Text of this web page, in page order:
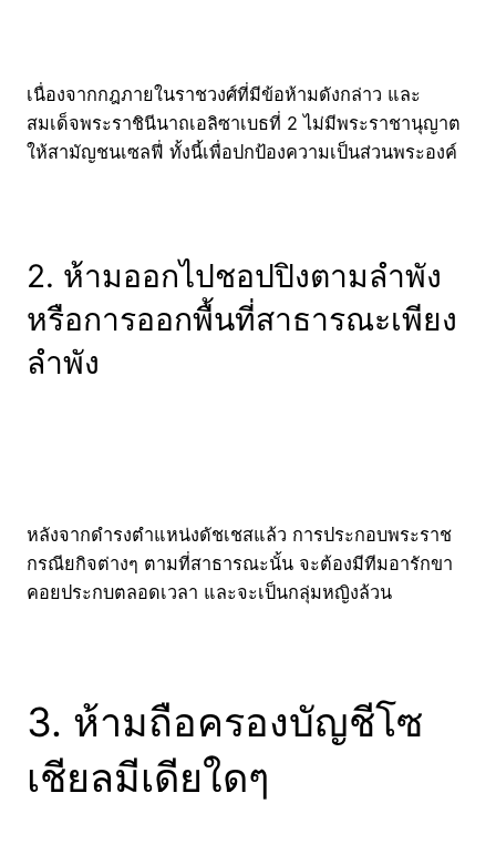
เนื่องจากกฎภายในราชวงศ์ที่มีข้อห้ามดังกล่าว และ
สมเด็จพระราชินีนาถเอลิซาเบธที่ 2 ไม่มีพระราชานุญาต
ให้สามัญชนเซลฟี่ ทั้งนี้เพื่อปกป้องความเป็นส่วนพระองค์
2. ห้ามออกไปชอปปิงตามลำพัง
หรือการออกพื้นที่สาธารณะเพียง
ลำพัง
หลังจากดำรงตำแหน่งดัชเชสแล้ว การประกอบพระราช
กรณียกิจต่างๆ ตามที่สาธารณะนั้น จะต้องมีทีมอารักขา
คอยประกบตลอดเวลา และจะเป็นกลุ่มหญิงล้วน
3. ห้ามถือครองบัญชีโซ
เชียลมีเดียใดๆ